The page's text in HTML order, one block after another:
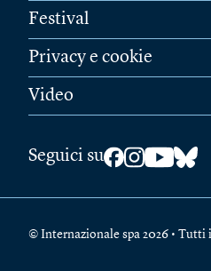
Festival
Privacy e cookie
Video
Seguici su
© Internazionale spa 2026 • Tutti